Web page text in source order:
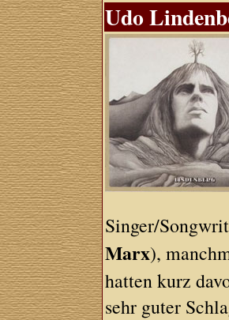
Udo
Singer/
Marx),
hatten kurz
sehr guter